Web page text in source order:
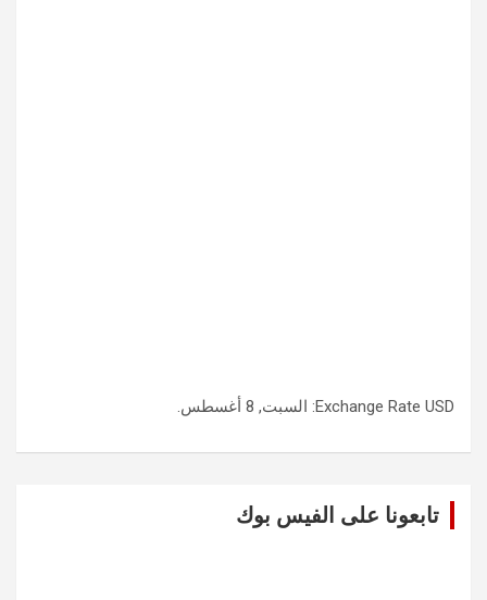
Exchange Rate USD : السبت, 8 أغسطس.
تابعونا على الفيس بوك